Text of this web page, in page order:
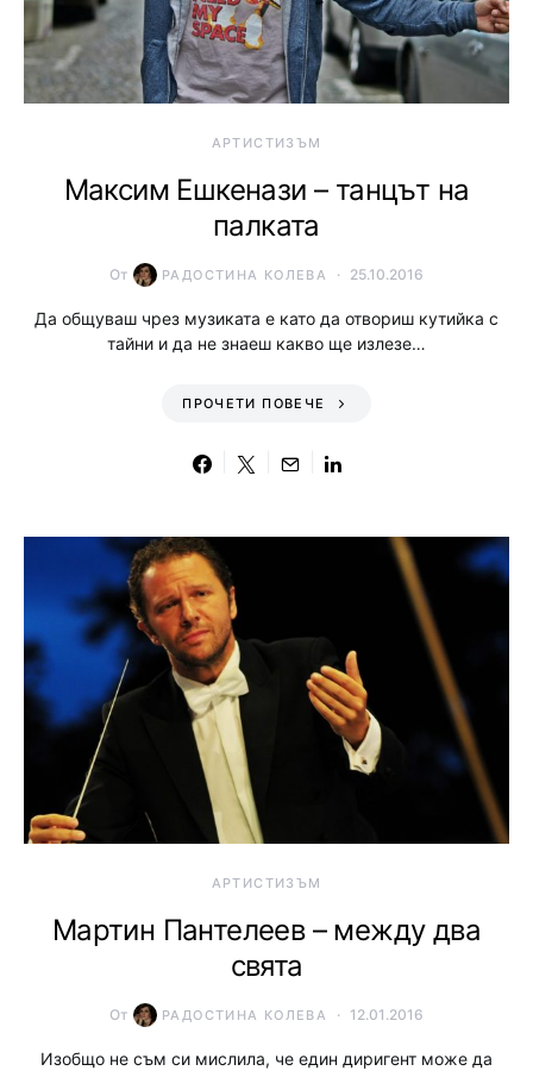
АРТИСТИЗЪМ
Максим Ешкенази – танцът на
палката
От РАДОСТИНА КОЛЕВА 25.10.2016
Да общуваш чрез музиката е като да отвориш кутийка с
тайни и да не знаеш какво ще излезе…
ПРОЧЕТИ ПОВЕЧЕ
АРТИСТИЗЪМ
Мартин Пантелеев – между два
свята
От РАДОСТИНА КОЛЕВА 12.01.2016
Изобщо не съм си мислила, че един диригент може да